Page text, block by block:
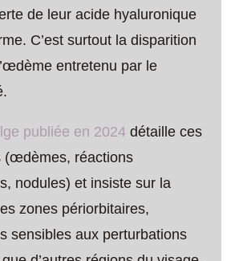
de leur acide hyaluronique
C’est surtout la disparition
entretenu par le
publiée en 2024 détaille ces
(œdèmes, réactions
nodules) et insiste sur la
zones périorbitaires,
sensibles aux perturbations